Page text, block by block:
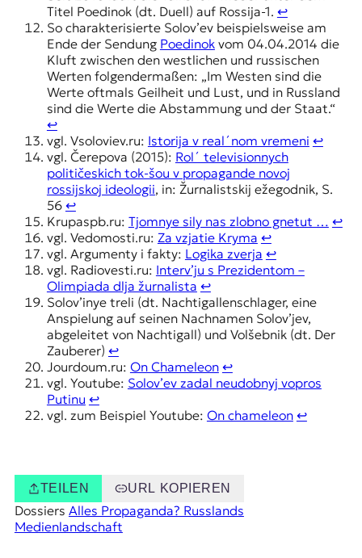
Titel Poedinok (dt. Duell) auf Rossija-1. ↩︎
So charakterisierte Solov’ev beispielsweise am
Ende der Sendung Poedinokvom 04.04.2014 die
Kluft zwischen den westlichen und russischen
Werten folgendermaßen: „Im Westen sind die
Werte oftmals Geilheit und Lust, und in Russland
sind die Werte die Abstammung und der Staat.“
↩︎
vgl. Vsoloviev.ru: Istorija v real´nom vremeni ↩︎
vgl. Čerepova (2015): Rol´ televisionnych
političeskich tok-šou v propagande novoj
rossijskoj ideologii, in: Žurnalistskij ežegodnik, S.
56 ↩︎
Krupaspb.ru: Tjomnye sily nas zlobno gnetut … ↩︎
vgl. Vedomosti.ru: Za vzjatie Kryma ↩︎
vgl. Argumenty i fakty: Logika zverja ↩︎
vgl. Radiovesti.ru: Interv’ju s Prezidentom –
Olimpiada dlja žurnalista ↩︎
Solov’inye treli (dt. Nachtigallenschlager, eine
Anspielung auf seinen Nachnamen Solov’jev,
abgeleitet von Nachtigall) und Volšebnik (dt. Der
Zauberer) ↩︎
Jourdoum.ru: On Chameleon ↩︎
vgl. Youtube: Solov’ev zadal neudobnyj vopros
Putinu ↩︎
vgl. zum Beispiel Youtube: On chameleon ↩︎
TEILEN URL KOPIEREN
Dossiers Alles Propaganda? Russlands
Medienlandschaft